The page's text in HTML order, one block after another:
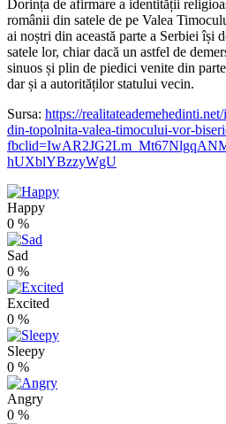
Dorința de afirmare a identității
românii din satele de pe Valea
ai noștri din această parte a Serbiei își
satele lor, chiar dacă un astfel de
sinuos și plin de piedici venite din
dar și a autorităților statului vecin.
Sursa: https://
din-topolnita-valea-timocului-vor-
hUXblYBzzyWgU
Happy
0 %
Sad
0 %
Excited
0 %
Sleepy
0 %
Angry
0 %